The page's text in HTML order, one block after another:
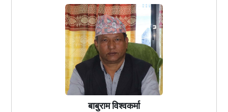
बाबुराम विश्वकर्मा